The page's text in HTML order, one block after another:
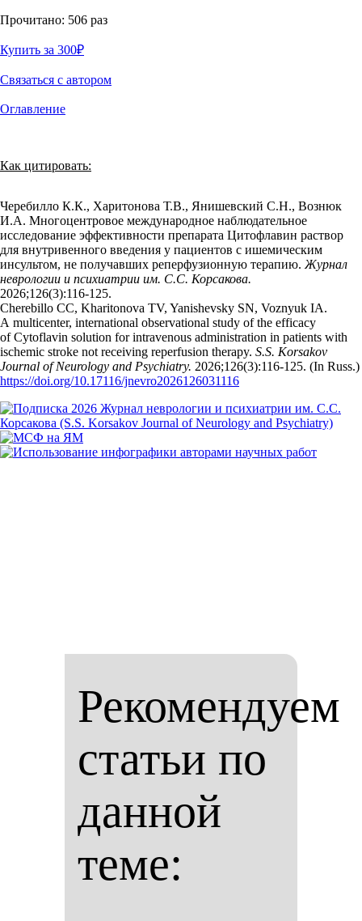
Прочитано: 506 раз
Купить за 300₽
Связаться с автором
Оглавление
Как цитировать:
Черебилло К.К., Харитонова Т.В., Янишевский С.Н., Вознюк
И.А. Многоцентровое международное наблюдательное
исследование эффективности препарата Цитофлавин раствор
для внутривенного введения у пациентов с ишемическим
инсультом, не получавших реперфузионную терапию. Журнал
неврологии и психиатрии им. С.С. Корсакова.
2026;126(3):116‑125.
Cherebillo CC, Kharitonova TV, Yanishevsky SN, Voznyuk IA.
A multicenter, international observational study of the efficacy
of Cytoflavin solution for intravenous administration in patients with
ischemic stroke not receiving reperfusion therapy. S.S. Korsakov
Journal of Neurology and Psychiatry. 2026;126(3):116‑125. (In Russ.)
https://doi.org/10.17116/jnevro2026126031116
Рекомендуем
статьи по
данной
теме: